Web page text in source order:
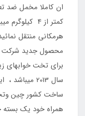
ان کاملا مخمل ضد
کمتر از 4
هرمکانی منتقل
محصول جدید شرکت
برای تخت خوابهای
سال 2013
ساخت کشور چین
همراه خود یک